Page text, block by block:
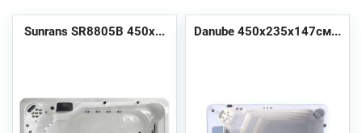
Sunrans SR8805B 450х... Danube 450х235х147см...